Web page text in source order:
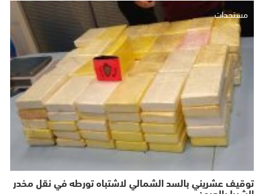
مستجدات
توقيف عشريني بالسد الشمالي لاشتباه تورطه في نقل مخدر